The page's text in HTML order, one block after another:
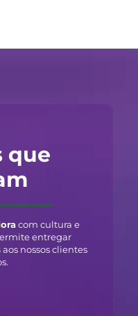
que
com cultura e
entregar
aos nossos clientes